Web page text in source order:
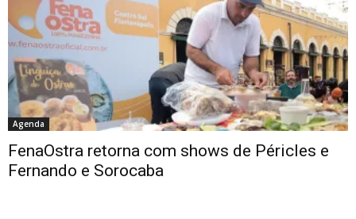
Agenda
FenaOstra retorna com shows de Péricles e
Fernando e Sorocaba